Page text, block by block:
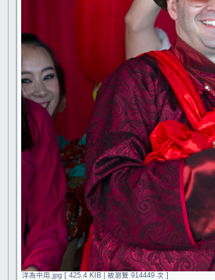
洋為中用.jpg [ 425.4 KIB | 被瀏覽 914449 次 ]